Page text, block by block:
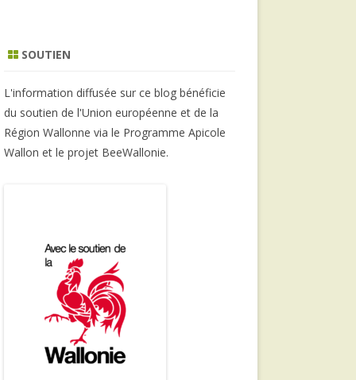
SOUTIEN
L'information diffusée sur ce blog bénéficie
du soutien de l'Union européenne et de la
Région Wallonne via le Programme Apicole
Wallon et le projet BeeWallonie.